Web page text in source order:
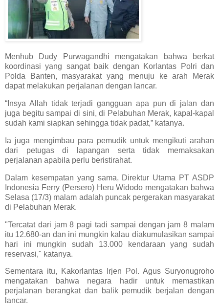
Menhub Dudy Purwagandhi mengatakan bahwa berkat
koordinasi yang sangat baik dengan Korlantas Polri dan
Polda Banten, masyarakat yang menuju ke arah Merak
dapat melakukan perjalanan dengan lancar.
“Insya Allah tidak terjadi gangguan apa pun di jalan dan
juga begitu sampai di sini, di Pelabuhan Merak, kapal-kapal
sudah kami siapkan sehingga tidak padat,” katanya.
Ia juga mengimbau para pemudik untuk mengikuti arahan
dari petugas di lapangan serta tidak memaksakan
perjalanan apabila perlu beristirahat.
Dalam kesempatan yang sama, Direktur Utama PT ASDP
Indonesia Ferry (Persero) Heru Widodo mengatakan bahwa
Selasa (17/3) malam adalah puncak pergerakan masyarakat
di Pelabuhan Merak.
"Tercatat dari jam 8 pagi tadi sampai dengan jam 8 malam
itu 12.680-an dan ini mungkin kalau diakumulasikan sampai
hari ini mungkin sudah 13.000 kendaraan yang sudah
reservasi," katanya.
Sementara itu, Kakorlantas Irjen Pol. Agus Suryonugroho
mengatakan bahwa negara hadir untuk memastikan
perjalanan berangkat dan balik pemudik berjalan dengan
lancar.